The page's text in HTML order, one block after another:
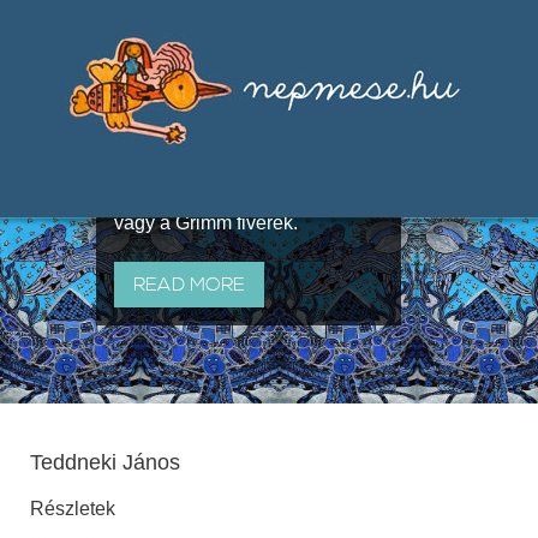
útján terjedő elbeszélésekből,
melyeket olyan ismert gyűjtők
állítottak össze, mint Benedek
vagy a Grimm fivérek.
READ MORE
Teddneki János
Részletek